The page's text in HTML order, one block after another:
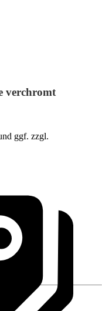
verchromt
ggf. zzgl.